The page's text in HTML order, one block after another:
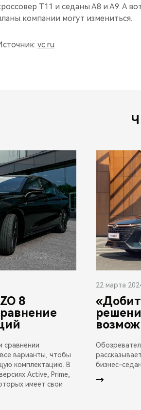
T11 и седаны А8 и А9. А
компании могут измениться.
vc.ru
8
сравнении
варианты, чтобы
комплектацию. В
Active, Prime,
имеет свои
22 марта
бизнес-